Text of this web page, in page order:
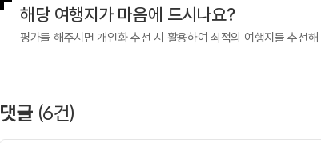
해당 여행지가 마음에 드시나요?
평가를 해주시면 개인화 추천 시 활용하여 최적의 여행지를 추천
댓글 (6건)